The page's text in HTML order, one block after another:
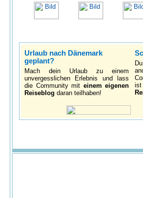
Urlaub nach Dänemark
geplant?
Mach dein Urlaub zu einem
unvergesslichen Erlebnis und lass
die Community mit einem eigenen
Reiseblog daran teilhaben!